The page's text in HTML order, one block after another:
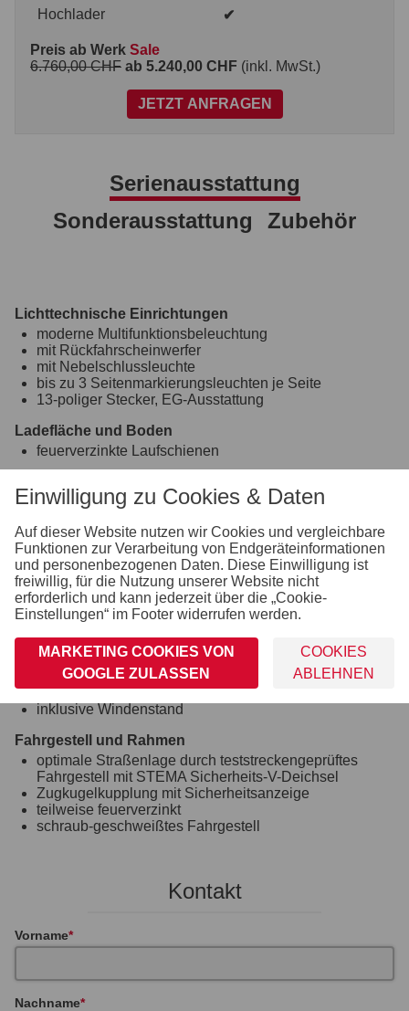
Hochlader
✔
Preis ab Werk Sale
6.760,00 CHF ab 5.240,00 CHF (inkl. MwSt.)
JETZT ANFRAGEN
Serienausstattung
Sonderausstattung
Zubehör
Lichttechnische Einrichtungen
moderne Multifunktionsbeleuchtung
mit Rückfahrscheinwerfer
mit Nebelschlussleuchte
bis zu 3 Seitenmarkierungsleuchten je Seite
13-poliger Stecker, EG-Ausstattung
Ladefläche und Boden
feuerverzinkte Laufschienen
Zahlreiche Verzurrpunkte auf den Transportschienen
Hydraulik (Kipp- und Absenkfunktion)
Kippbrücke feuerverzinkt, über zwei Stoßdämpfer
mechanisch kippbar
Räder und Achsen
robuste Gummifederachse
wartungsfreie Kompaktradlager
stabile Zinkkotflügel
Unterlegkeile inkl. Halterung montiert
Sonstiges
inklusive Windenstand
Fahrgestell und Rahmen
optimale Straßenlage durch teststreckengeprüftes
Fahrgestell mit STEMA Sicherheits-V-Deichsel
Zugkugelkupplung mit Sicherheitsanzeige
teilweise feuerverzinkt
schraub-geschweißtes Fahrgestell
Kontakt
Vorname
Nachname
Einwilligung zu Cookies & Daten
Auf dieser Website nutzen wir Cookies und vergleichbare
Funktionen zur Verarbeitung von Endgeräteinformationen
und personenbezogenen Daten. Diese Einwilligung ist
freiwillig, für die Nutzung unserer Website nicht
erforderlich und kann jederzeit über die „Cookie-
Einstellungen“ im Footer widerrufen werden.
MARKETING COOKIES VON
GOOGLE ZULASSEN
COOKIES
ABLEHNEN